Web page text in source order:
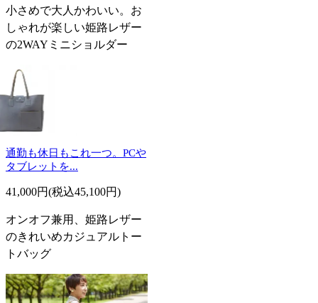
小さめで大人かわいい。お
しゃれが楽しい姫路レザー
の2WAYミニショルダー
通勤も休日もこれ一つ。PCや
タブレットを...
41,000円(税込45,100円)
オンオフ兼用、姫路レザー
のきれいめカジュアルトー
トバッグ